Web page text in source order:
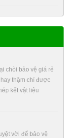
chòi bảo vệ giá rẻ
thậm chí được
kết vật liệu
vời để bảo vệ